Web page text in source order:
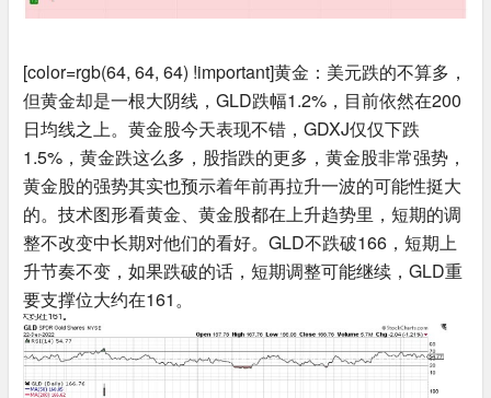
[color=rgb(64, 64, 64) !important]黄金：美元跌的不算多，
但黄金却是一根大阴线，GLD跌幅1.2%，目前依然在200
日均线之上。黄金股今天表现不错，GDXJ仅仅下跌
1.5%，黄金跌这么多，股指跌的更多，黄金股非常强势，
黄金股的强势其实也预示着年前再拉升一波的可能性挺大
的。技术图形看黄金、黄金股都在上升趋势里，短期的调
整不改变中长期对他们的看好。GLD不跌破166，短期上
升节奏不变，如果跌破的话，短期调整可能继续，GLD重
要支撑位大约在161。